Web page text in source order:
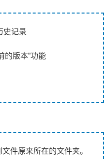
史记录
的版本”功能
件原来所在的文件夹。